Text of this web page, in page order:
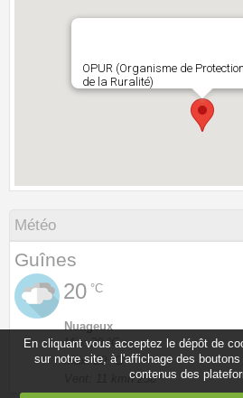
OPUR (Organisme de
de la Ruralité)
Météo
Guînes
20 °C
Nuageux
Min: 20 °C
Max: 20 °C
Vent: 11 kmh 230°
En cliquant vous acceptez le dépôt de
sur notre site, à l'affichage des
contenus des